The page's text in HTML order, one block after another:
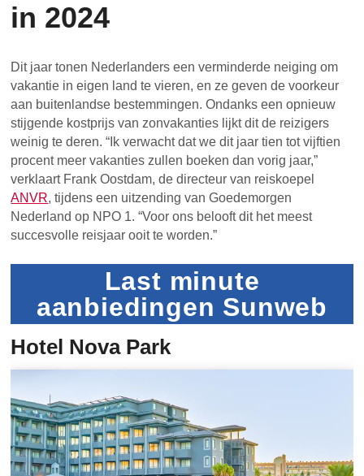
in 2024
Dit jaar tonen Nederlanders een verminderde neiging om
vakantie in eigen land te vieren, en ze geven de voorkeur
aan buitenlandse bestemmingen. Ondanks een opnieuw
stijgende kostprijs van zonvakanties lijkt dit de reizigers
weinig te deren. “Ik verwacht dat we dit jaar tien tot vijftien
procent meer vakanties zullen boeken dan vorig jaar,”
verklaart Frank Oostdam, de directeur van reiskoepel
ANVR, tijdens een uitzending van Goedemorgen
Nederland op NPO 1. “Voor ons belooft dit het meest
succesvolle reisjaar ooit te worden.”
Last minute
aanbiedingen Sunweb
Hotel Nova Park